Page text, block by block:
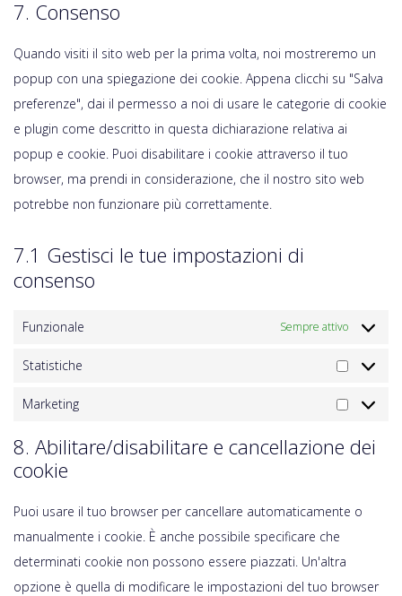
7. Consenso
Quando visiti il sito web per la prima volta, noi mostreremo un
popup con una spiegazione dei cookie. Appena clicchi su "Salva
preferenze", dai il permesso a noi di usare le categorie di cookie
e plugin come descritto in questa dichiarazione relativa ai
popup e cookie. Puoi disabilitare i cookie attraverso il tuo
browser, ma prendi in considerazione, che il nostro sito web
potrebbe non funzionare più correttamente.
7.1 Gestisci le tue impostazioni di
consenso
Funzionale Sempre attivo
Statistiche
Marketing
8. Abilitare/disabilitare e cancellazione dei
cookie
Puoi usare il tuo browser per cancellare automaticamente o
manualmente i cookie. È anche possibile specificare che
determinati cookie non possono essere piazzati. Un'altra
opzione è quella di modificare le impostazioni del tuo browser